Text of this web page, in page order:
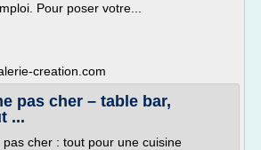
Pour poser votre...
creation.com
pas cher – table bar,
...
cher : tout pour une cuisine